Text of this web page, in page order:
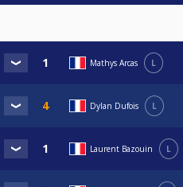
Mathys Arcas L
Dylan Dufois L
Laurent Bazouin L